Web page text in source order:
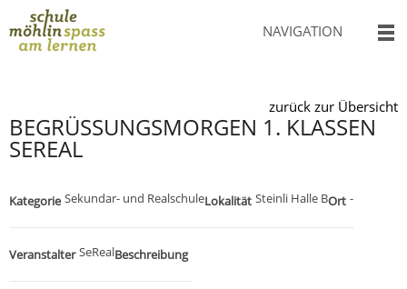
NAVIGATION
zurück zur Übersicht
BEGRÜSSUNGSMORGEN 1. KLASSEN
SEREAL
Kategorie Sekundar- und RealschuleLokalität Steinli Halle BOrt -
Veranstalter SeRealBeschreibung